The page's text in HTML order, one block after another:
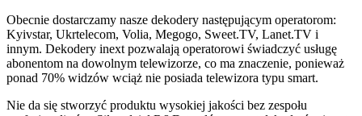
Obecnie dostarczamy nasze dekodery następującym operatorom:
Kyivstar, Ukrtelecom, Volia, Megogo, Sweet.TV, Lanet.TV i
innym. Dekodery inext pozwalają operatorowi świadczyć usługę
abonentom na dowolnym telewizorze, co ma znaczenie, ponieważ
ponad 70% widzów wciąż nie posiada telewizora typu smart.
Nie da się stworzyć produktu wysokiej jakości bez zespołu